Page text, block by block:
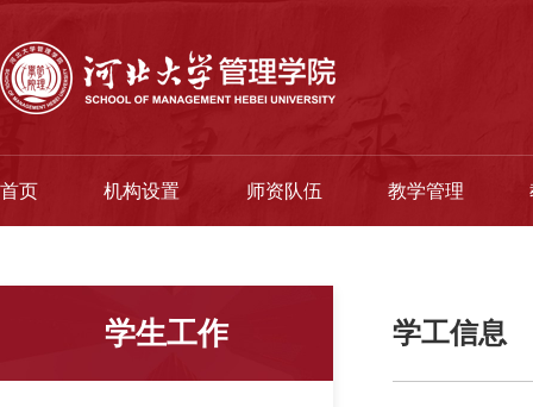
首页 机构设置 师资队伍 教学管理
学生工作 学工信息